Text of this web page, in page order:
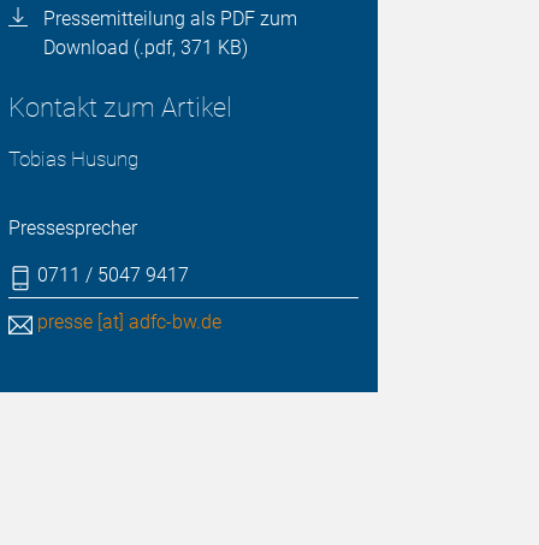
Pressemitteilung als PDF zum
Download (.pdf, 371 KB)
Kontakt zum Artikel
Tobias Husung
Pressesprecher
0711 / 5047 9417
presse [at] adfc-bw.de